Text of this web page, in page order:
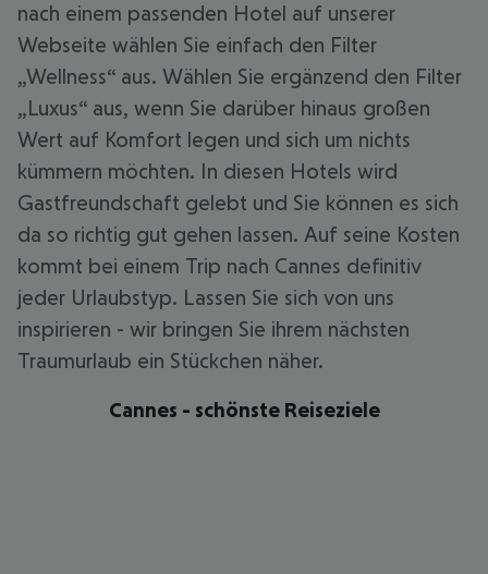
nach einem passenden Hotel auf unserer
Webseite wählen Sie einfach den Filter
„Wellness“ aus. Wählen Sie ergänzend den Filter
„Luxus“ aus, wenn Sie darüber hinaus großen
Wert auf Komfort legen und sich um nichts
kümmern möchten. In diesen Hotels wird
Gastfreundschaft gelebt und Sie können es sich
da so richtig gut gehen lassen. Auf seine Kosten
kommt bei einem Trip nach Cannes definitiv
jeder Urlaubstyp. Lassen Sie sich von uns
inspirieren - wir bringen Sie ihrem nächsten
Traumurlaub ein Stückchen näher.
Cannes - schönste Reiseziele